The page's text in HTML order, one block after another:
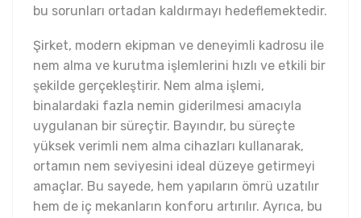
bu sorunları ortadan kaldırmayı hedeflemektedir.
Şirket, modern ekipman ve deneyimli kadrosu ile
nem alma ve kurutma işlemlerini hızlı ve etkili bir
şekilde gerçekleştirir. Nem alma işlemi,
binalardaki fazla nemin giderilmesi amacıyla
uygulanan bir süreçtir. Bayındır, bu süreçte
yüksek verimli nem alma cihazları kullanarak,
ortamın nem seviyesini ideal düzeye getirmeyi
amaçlar. Bu sayede, hem yapıların ömrü uzatılır
hem de iç mekanların konforu artırılır. Ayrıca, bu